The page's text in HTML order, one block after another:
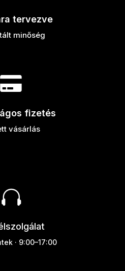
tervezve
minőség

fizetés
vásárlás

· 9:00–17:00